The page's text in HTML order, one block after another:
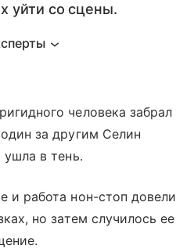
уйти со сцены.
человека забрал
за другим Селин
ушла в тень.
и работа нон-стоп довели
но затем случилось ее